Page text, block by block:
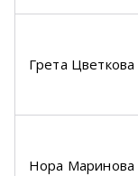
Грета Цветкова
Нора Маринова